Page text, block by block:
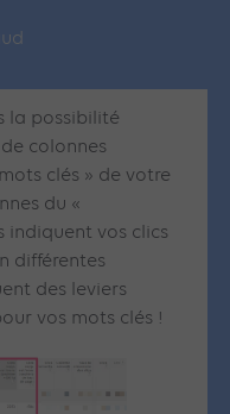
la possibilité
colonnes
clés » de votre
du «
indiquent vos clics
différentes
des leviers
vos mots clés !